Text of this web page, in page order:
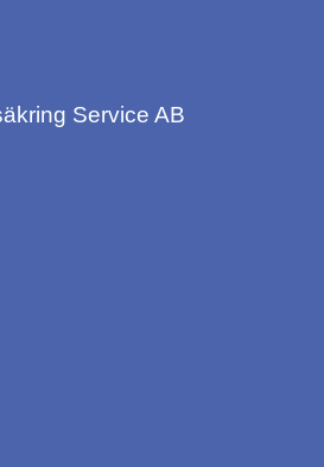
Service AB